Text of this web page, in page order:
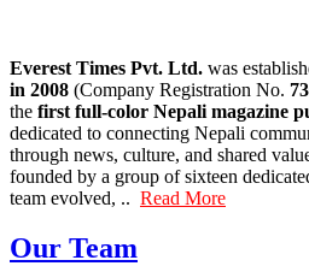
Everest Times Pvt. Ltd. was
in 2008 (Company Registration No.
the first full-color Nepali magazine
dedicated to connecting Nepali
through news, culture, and shared
founded by a group of sixteen
team evolved, .. Read More
Our Team